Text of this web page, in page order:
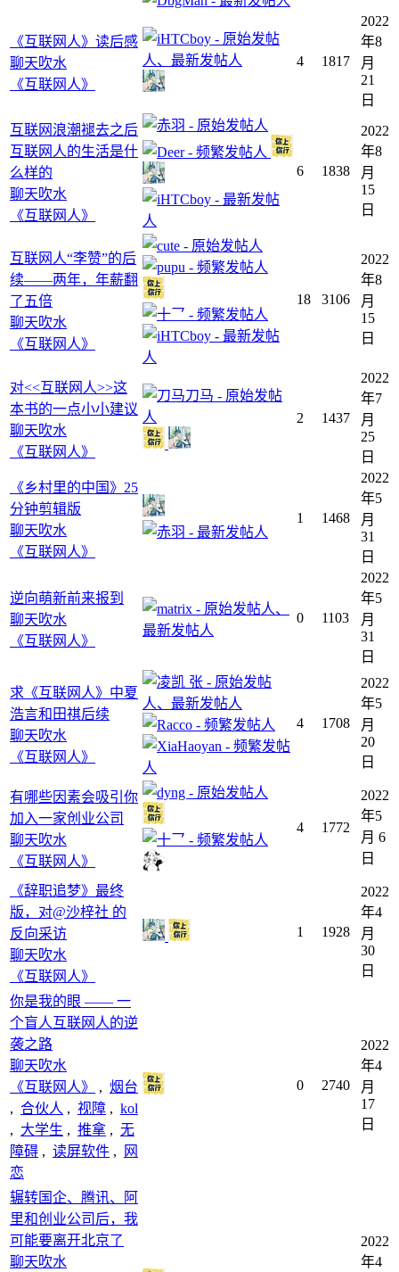
《互联网人》读后感
聊天吹水
《互联网人》
4 1817
2022
年8
月
21
日
互联网浪潮褪去之后
互联网人的生活是什
么样的
聊天吹水
《互联网人》
6 1838
2022
年8
月
15
日
互联网人“李赞”的后
续——两年，年薪翻
了五倍
聊天吹水
《互联网人》
18 3106
2022
年8
月
15
日
对<<互联网人>>这
本书的一点小小建议
聊天吹水
《互联网人》
2 1437
2022
年7
月
25
日
《乡村里的中国》25
分钟剪辑版
聊天吹水
《互联网人》
1 1468
2022
年5
月
31
日
逆向萌新前来报到
聊天吹水
《互联网人》
0 1103
2022
年5
月
31
日
求《互联网人》中夏
浩言和田祺后续
聊天吹水
《互联网人》
4 1708
2022
年5
月
20
日
有哪些因素会吸引你
加入一家创业公司
聊天吹水
《互联网人》
4 1772
2022
年5
月 6
日
《辞职追梦》最终
版，对@沙梓社 的
反向采访
聊天吹水
《互联网人》
1 1928
2022
年4
月
30
日
你是我的眼 —— 一
个盲人互联网人的逆
袭之路
聊天吹水
《互联网人》
, 烟台
, 合伙人 , 视障 , kol
, 大学生 , 推拿 , 无
障碍 , 读屏软件 ,
网
恋
0 2740
2022
年4
月
17
日
辗转国企、腾讯、阿
里和创业公司后，我
可能要离开北京了
聊天吹水
2022
年4